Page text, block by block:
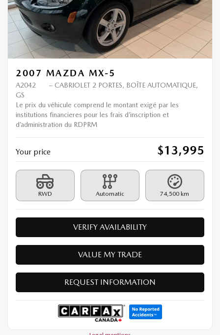
2007 MAZDA MX-5
A2042
– CABRIOLET 2 PORTES, BOÎTE AUTOMATIQUE,
GS
Le prix du véhicule comprend le montant exigé par les
institutions financieres pour les frais d’inscription et
d’administration du RDPRM
Your price $13,995
RWD Automatic 74,500 km
VERIFY AVAILABILITY
VALUE MY TRADE
REQUEST INFORMATION